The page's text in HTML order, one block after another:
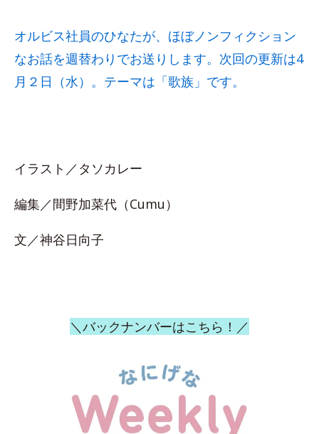
オルビス社員のひなたが、ほぼノンフィクション
なお話を週替わりでお送りします。次回の更新は4
月２日（水）。テーマは「歌族」です。
イラスト／タソカレー
編集／間野加菜代（Cumu）
文／神谷日向子
＼バックナンバーはこちら！／